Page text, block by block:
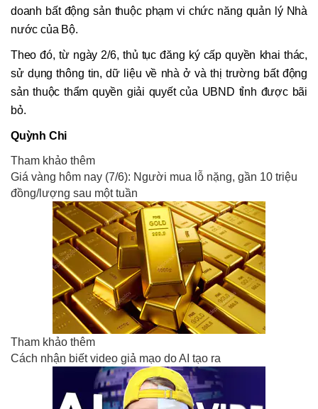
doanh bất động sản thuộc phạm vi chức năng quản lý Nhà
nước của Bộ.
Theo đó, từ ngày 2/6, thủ tục đăng ký cấp quyền khai thác,
sử dụng thông tin, dữ liệu về nhà ở và thị trường bất động
sản thuộc thẩm quyền giải quyết của UBND tỉnh được bãi
bỏ.
Quỳnh Chi
Tham khảo thêm
Giá vàng hôm nay (7/6): Người mua lỗ nặng, gần 10 triệu
đồng/lượng sau một tuần
Tham khảo thêm
Cách nhận biết video giả mạo do AI tạo ra